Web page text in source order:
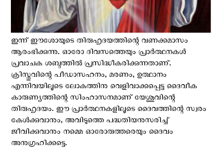
ഇന്ന് ഈശോയുടെ തിരുഹൃദയത്തിന്റെ വണക്കമാസം
ആരംഭിക്കുന്നു. ഓരോ ദിവസത്തെയും പ്രാർത്ഥനകൾ
പ്രവാചക ശബ്ദത്തിൽ പ്രസിദ്ധീകരിക്കുന്നതാണ്.
ക്രിസ്തുവിന്റെ പീഡാസഹനം, മരണം, ഉത്ഥാനം
എന്നിവയിലൂടെ ലോകത്തിനു വെളിവാക്കപ്പെട്ട ദൈവീക
കാരുണ്യത്തിന്റെ സിംഹാസനമാണ് യേശുവിന്റെ
തിരുഹൃദയം. ഈ പ്രാർത്ഥനകളിലൂടെ ദൈവത്തിന്റെ സ്വരം
കേൾക്കുവാനും, അവിടുത്തെ പദ്ധതിയനുസരിച്ച്
ജീവിക്കുവാനും നമ്മെ ഓരോരുത്തരെയും ദൈവം
അനുഗ്രഹിക്കട്ടെ.